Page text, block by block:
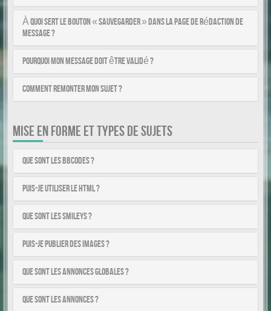
À quoi sert le bouton « Sauvegarder » dans la page de rédaction de
message ?
Pourquoi mon message doit être validé ?
Comment remonter mon sujet ?
MISE EN FORME ET TYPES DE SUJETS
Que sont les BBCodes ?
Puis-je utiliser le HTML ?
Que sont les smileys ?
Puis-je publier des images ?
Que sont les annonces globales ?
Que sont les annonces ?